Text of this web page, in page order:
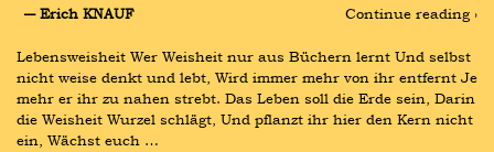
― Erich KNAUF
Continue reading ›
Lebensweisheit Wer Weisheit nur aus Büchern lernt Und selbst
nicht weise denkt und lebt, Wird immer mehr von ihr entfernt Je
mehr er ihr zu nahen strebt. Das Leben soll die Erde sein, Darin
die Weisheit Wurzel schlägt, Und pflanzt ihr hier den Kern nicht
ein, Wächst euch …